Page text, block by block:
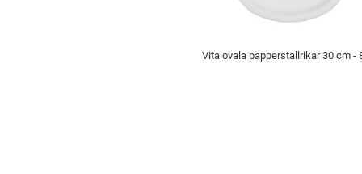
Vita ovala papperstallrikar 30 cm -